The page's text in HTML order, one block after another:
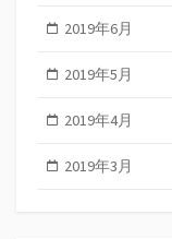
2019年6月
2019年5月
2019年4月
2019年3月